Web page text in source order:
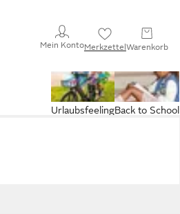
Mein KontoMerkzettelWarenkorb
Back to School
Urlaubsfeeling